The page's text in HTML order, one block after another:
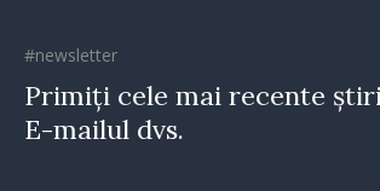
#newsletter
Primiți cele mai recente
E-mailul dvs.